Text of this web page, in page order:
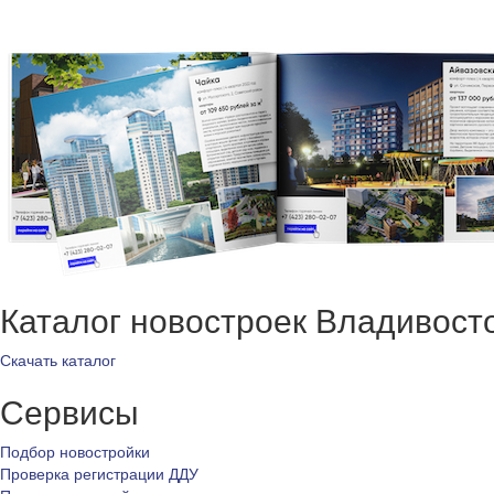
Каталог новостроек
Скачать каталог
Сервисы
Подбор новостройки
Проверка регистрации ДДУ